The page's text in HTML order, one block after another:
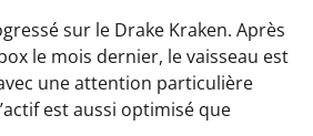
sur le Drake Kraken. Après
le mois dernier, le vaisseau est
une attention particulière
est aussi optimisé que